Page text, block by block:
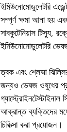
ইমিউনোমোডুলেটরি
সম্পূর্ণ ক্ষমা আনা হয়
সাবকুটেনিয়াস টিস্যু,
ইমিউনোমোডুলেটরি
ত্বক এবং শ্লেষ্মা
জন্যও ভেষজ ওষুধের
গ্যাস্ট্রোইনটেস্টাইনাল
আক্রান্ত ব্যক্তিদের
চিকিত্সা করা প্রয়োজন।